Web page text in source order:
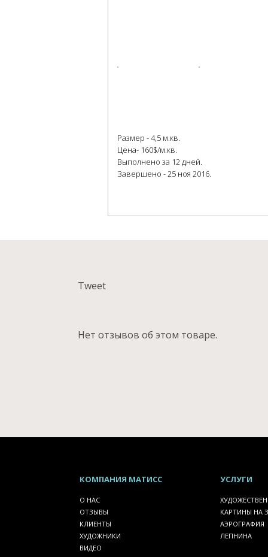
Размер - 4,5 м.кв.
Цена- 160$/м.кв.
Выполнено за 12 дней.
Завершено - 25 ноя 2016.
Tweet
Нет отзывов об этом товаре.
КОМПАНИЯ МАТИСС
О НАС
ОТЗЫВЫ
КЛИЕНТЫ
ХУДОЖНИКИ
ВИДЕО
УСЛУГИ
КАРТИНЫ НА
АЭРОГРАФИЯ
ЛЕПНИНА